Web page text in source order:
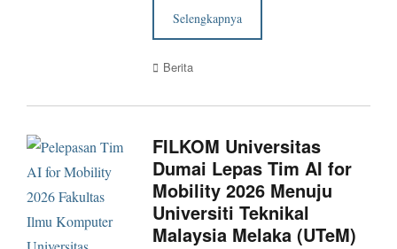
Selengkapnya
Categories
Berita
FILKOM Universitas
Dumai Lepas Tim AI for
Mobility 2026 Menuju
Universiti Teknikal
Malaysia Melaka (UTeM)